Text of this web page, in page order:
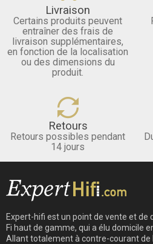
Livraison
Certains produits peuvent
entraîner des frais de
livraison supplémentaires,
en fonction de la localisation
ou des dimensions du
produit.
Retours
Retours possibles pendant
14 jours
Expert-hifi est un point de vente et
Fi haut de gamme, qui a élu domicile
Allant totalement à contre-courant de